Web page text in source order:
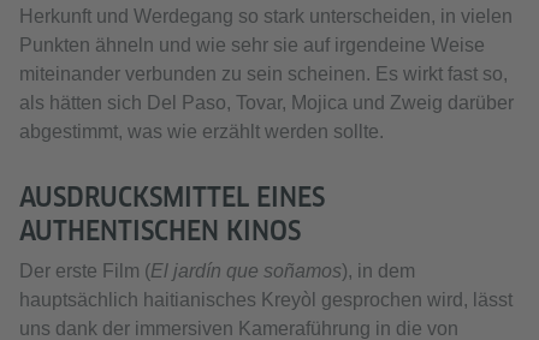
Herkunft und Werdegang so stark unterscheiden, in vielen
Punkten ähneln und wie sehr sie auf irgendeine Weise
miteinander verbunden zu sein scheinen. Es wirkt fast so,
als hätten sich Del Paso, Tovar, Mojica und Zweig darüber
abgestimmt, was wie erzählt werden sollte.
AUSDRUCKSMITTEL EINES
AUTHENTISCHEN KINOS
Der erste Film (El jardín que soñamos), in dem
hauptsächlich haitianisches Kreyòl gesprochen wird, lässt
uns dank der immersiven Kameraführung in die von